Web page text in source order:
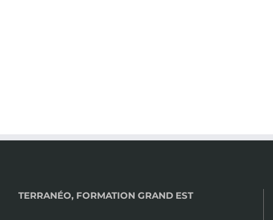
TERRANÉO, FORMATION GRAND EST